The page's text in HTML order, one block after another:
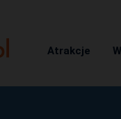
Atrakcje